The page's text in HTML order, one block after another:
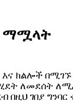
ማሟላት
ክልሎች
ለመደሰት
ገበያ